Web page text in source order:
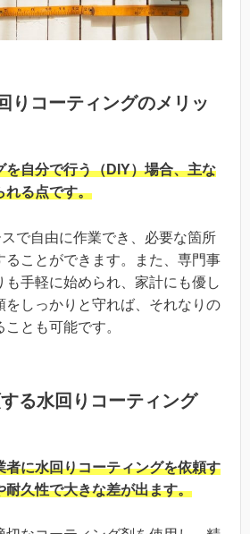
りコーティングのメリッ
を自分で行う（DIY）場合、主な
れる点です。
で自由に作業でき、必要な箇所
ることができます。また、専門事
も手軽に始められ、家計にも優し
をしっかりと守れば、それなりの
とも可能です。
る水回りコーティング
者に水回りコーティングを依頼す
耐久性で大きな差が出ます。